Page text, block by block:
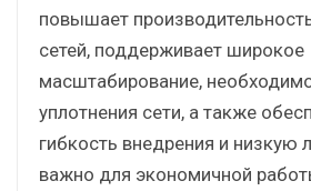
повышает
сетей, поддерживает широкое
масштабирование,
уплотнения сети, а также
гибкость внедрения и низкую
важно для экономичной